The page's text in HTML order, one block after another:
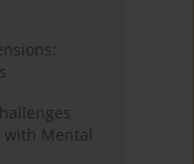
with Mental